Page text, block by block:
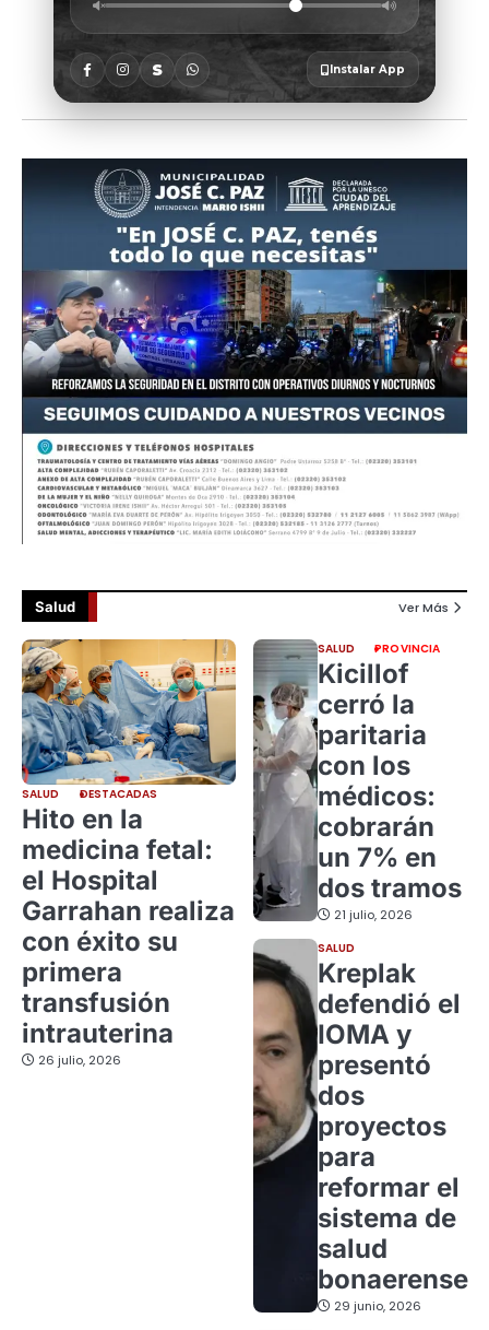
Salud Ver Más
SALUD DESTACADAS
Hito en la
medicina fetal:
el Hospital
Garrahan realiza
con éxito su
primera
transfusión
intrauterina
26 julio, 2026
SALUD PROVINCIA
Kicillof
cerró la
paritaria
con los
médicos:
cobrarán
un 7% en
dos tramos
21 julio, 2026
SALUD
Kreplak
defendió el
IOMA y
presentó
dos
proyectos
para
reformar el
sistema de
salud
bonaerense
29 junio, 2026